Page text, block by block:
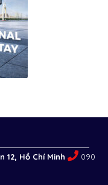
12, Hồ Chí Minh
090